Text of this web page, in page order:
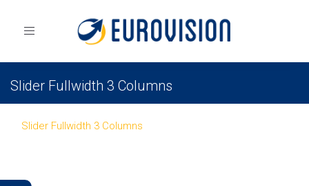
Toggle
Slider Fullwidth 3 Columns
Slider Fullwidth 3 Columns